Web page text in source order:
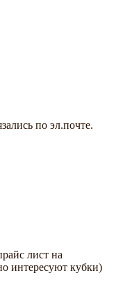
по эл.почте.
лист на
интересуют кубки)